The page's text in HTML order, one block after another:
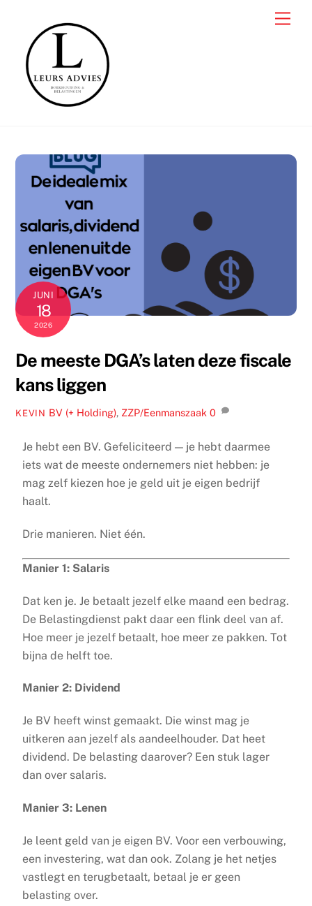
JUNI
18
2026
De meeste DGA’s laten deze fiscale
kans liggen
KEVIN BV (+ Holding), ZZP/Eenmanszaak 0
Je hebt een BV. Gefeliciteerd — je hebt daarmee
iets wat de meeste ondernemers niet hebben: je
mag zelf kiezen hoe je geld uit je eigen bedrijf
haalt.
Drie manieren. Niet één.
Manier 1: Salaris
Dat ken je. Je betaalt jezelf elke maand een bedrag.
De Belastingdienst pakt daar een flink deel van af.
Hoe meer je jezelf betaalt, hoe meer ze pakken. Tot
bijna de helft toe.
Manier 2: Dividend
Je BV heeft winst gemaakt. Die winst mag je
uitkeren aan jezelf als aandeelhouder. Dat heet
dividend. De belasting daarover? Een stuk lager
dan over salaris.
Manier 3: Lenen
Je leent geld van je eigen BV. Voor een verbouwing,
een investering, wat dan ook. Zolang je het netjes
vastlegt en terugbetaalt, betaal je er geen
belasting over.